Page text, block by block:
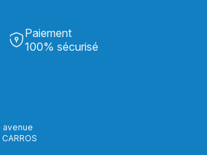
Paiement
100% sécurisé
avenue